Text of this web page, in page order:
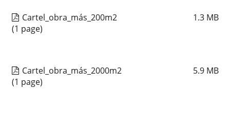
Cartel_obra_más_200m2 1.3 MB
(1 page)
Cartel_obra_más_2000m2 5.9 MB
(1 page)